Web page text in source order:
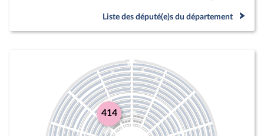
Liste des député(e)s du département
414